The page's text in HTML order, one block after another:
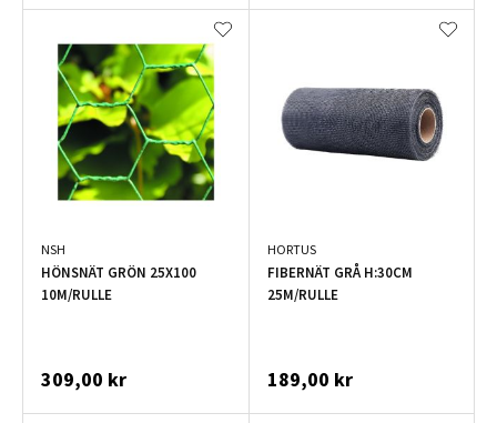
NSH
HÖNSNÄT GRÖN 25X100
10M/RULLE
309,00 kr
HORTUS
FIBERNÄT GRÅ H:30CM
25M/RULLE
189,00 kr